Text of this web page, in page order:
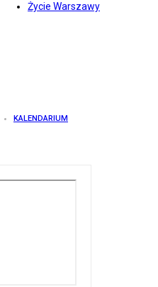
Życie Warszawy
KALENDARIUM